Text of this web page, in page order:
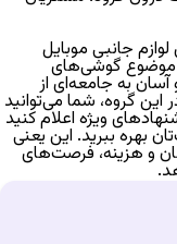
جانبی موبایل
موضوع گوشی‌های
به جامعه‌ای از
این گروه، شما می‌توانید
ویژه اعلام کنید
بهره ببرید. این یعنی
و هزینه، فرصت‌های